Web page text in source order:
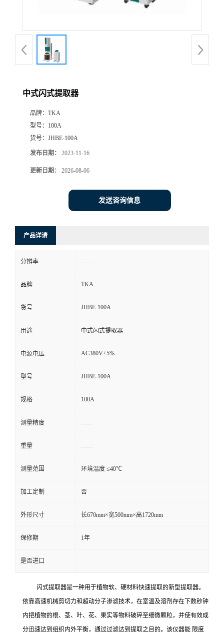
中式闪式提取器
品牌： TKA
型号： 100A
货号： JHBE-100A
发布日期： 2023-11-16
更新日期： 2026-08-06
发送咨询信息
产品详请
分辨率
品牌 TKA
货号 JHBE-100A
用途 中式闪式提取器
电源电压 AC380V±5%
型号 JHBE-100A
规格 100A
测量精度
重量
测量范围 环境温度 ≤40℃
加工定制 否
外形尺寸 长670mm×宽500mm×高1720mm
保修期 1年
是否进口
闪式提取器是一种用于植物软、硬材料快速提取的新型提取器。
依靠高速机械剪切力和超动分子渗滤技术，在室温及溶剂存在下数秒钟
内把植物的根、茎、叶、花、果实等物料破碎至细微颗粒，并使有效成
分迅速达到组织内外平衡，通过过滤达到提取之目的。该仪器能 限度